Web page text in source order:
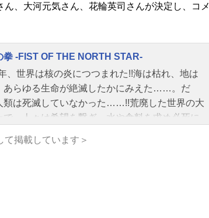
、大河元気さん、花輪英司さんが決定し、コメ
拳 -FIST OF THE NORTH STAR-
、世界は核の炎につつまれた!!海は枯れ、地は
あらゆる生命が絶滅したかにみえた……。だ
は死滅していなかった……!!荒廃した世界の大
で、人々は希望を繋ぎ、水や食料を求め必死に
にじられる。この世界は、力だけがすべてを支
掲載しています＞